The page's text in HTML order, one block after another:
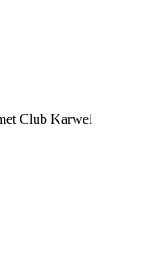
Club Karwei